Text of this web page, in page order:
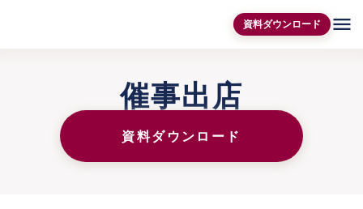
資料ダウンロード menu
催事出店
資料ダウンロード